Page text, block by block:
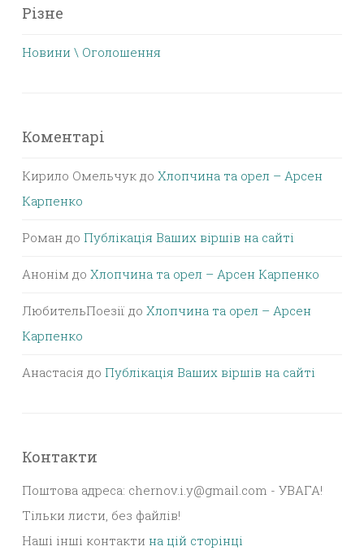
Різне
Новини \ Оголошення
Коментарі
Кирило Омельчук до Хлопчина та орел – Арсен
Карпенко
Роман до Публікація Ваших віршів на сайті
Анонім до Хлопчина та орел – Арсен Карпенко
ЛюбительПоезії до Хлопчина та орел – Арсен
Карпенко
Анастасія до Публікація Ваших віршів на сайті
Контакти
Поштова адреса: chernov.i.y@gmail.com - УВАГА!
Тільки листи, без файлів!
Наші інші контакти на цій сторінці